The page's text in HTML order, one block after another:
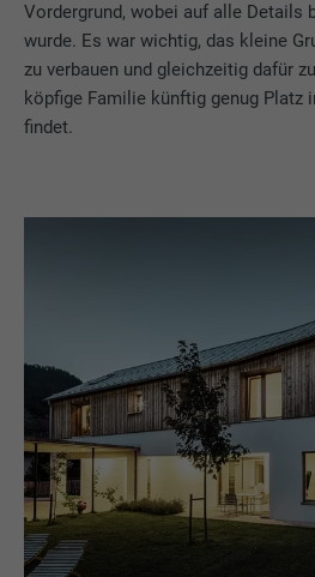
Vordergrund, wobei auf alle Details
wurde. Es war wichtig, das kleine
zu verbauen und gleichzeitig dafür
köpfige Familie künftig genug Platz
findet.